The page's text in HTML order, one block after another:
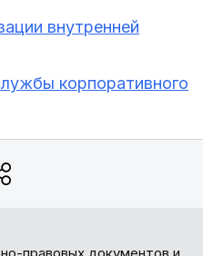
внутренней
корпоративного